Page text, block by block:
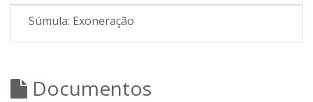
Súmula: Exoneração
Documentos